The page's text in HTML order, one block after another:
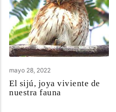
mayo 28, 2022
El sijú, joya viviente de
nuestra fauna